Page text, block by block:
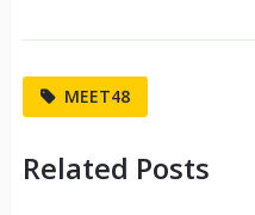
MEET48
Related Posts